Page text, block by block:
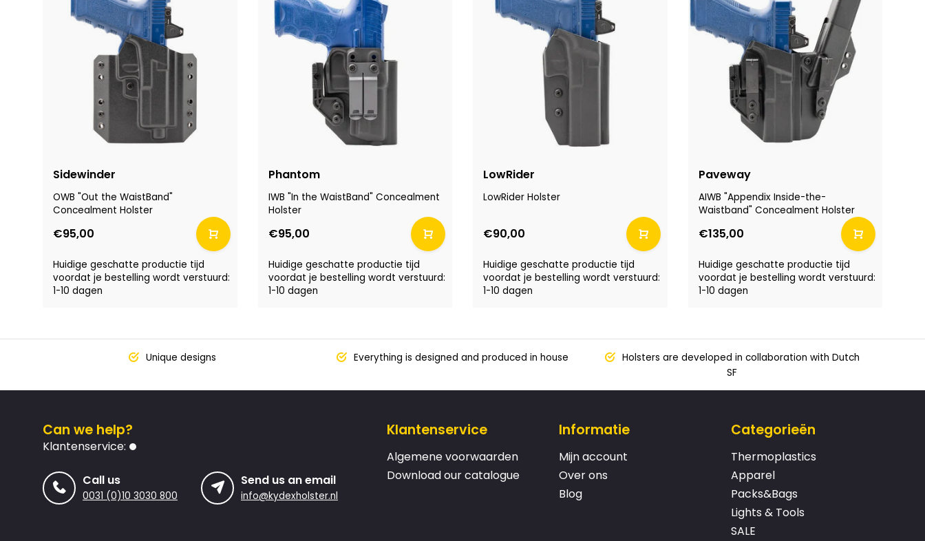
Sidewinder
OWB "Out the WaistBand"
Concealment Holster
€95,00
Huidige geschatte productie tijd
voordat je bestelling wordt verstuurd:
1-10 dagen
Phantom
IWB "In the WaistBand" Concealment
Holster
€95,00
Huidige geschatte productie tijd
voordat je bestelling wordt verstuurd:
1-10 dagen
LowRider
LowRider Holster
€90,00
Huidige geschatte productie tijd
voordat je bestelling wordt verstuurd:
1-10 dagen
Paveway
AIWB "Appendix Inside-the-
Waistband" Concealment Holster
€135,00
Huidige geschatte productie tijd
voordat je bestelling wordt verstuurd:
1-10 dagen
Unique designs Everything is designed and produced in house
Holsters are developed in collaboration with Dutch
SF
Can we help?
Klantenservice:
Call us
0031 (0)10 3030 800
Send us an email
info@kydexholster.nl
Klantenservice
Algemene voorwaarden
Download our catalogue
Informatie
Mijn account
Over ons
Blog
Categorieën
Thermoplastics
Apparel
Packs&Bags
Lights & Tools
SALE